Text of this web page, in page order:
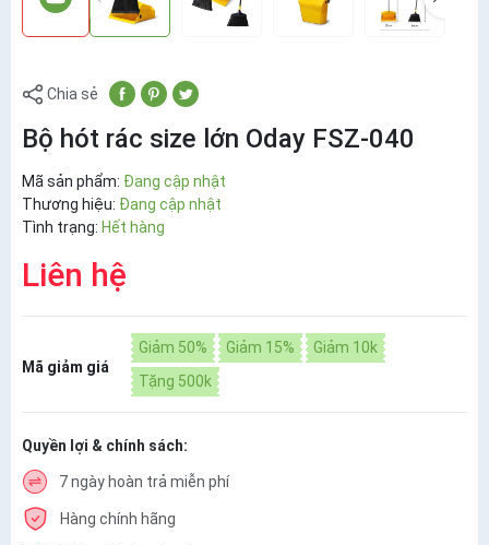
Chia sẻ
Bộ hót rác size lớn Oday FSZ-040
Mã sản phẩm: Đang cập nhật
Thương hiệu: Đang cập nhật
Tình trạng: Hết hàng
Liên hệ
Mã giảm giá
Giảm 50% Giảm 15%
Giảm 10k
Tặng 500k
Quyền lợi & chính sách:
7 ngày hoàn trả miễn phí
Hàng chính hãng